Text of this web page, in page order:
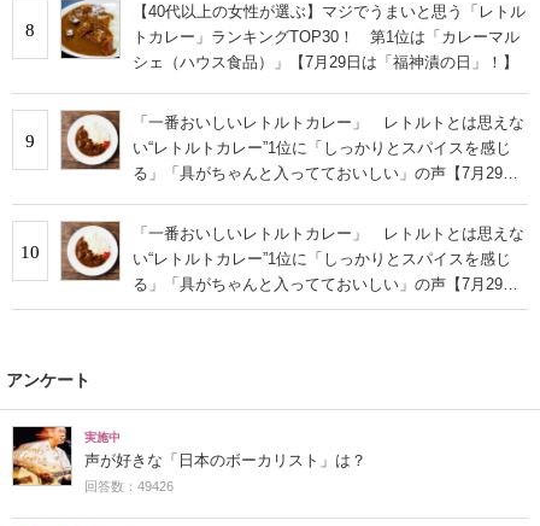
8
【40代以上の女性が選ぶ】マジでうまいと思う「レトル
トカレー」ランキングTOP30！ 第1位は「カレーマル
シェ（ハウス食品）」【7月29日は「福神漬の日」！】
9
「一番おいしいレトルトカレー」 レトルトとは思えな
い“レトルトカレー”1位に「しっかりとスパイスを感じ
る」「具がちゃんと入ってておいしい」の声【7月29日
10
「一番おいしいレトルトカレー」 レトルトとは思えな
い“レトルトカレー”1位に「しっかりとスパイスを感じ
る」「具がちゃんと入ってておいしい」の声【7月29日
は福神漬の日】
アンケート
実施中
声が好きな「日本のボーカリスト」は？
回答数：49426